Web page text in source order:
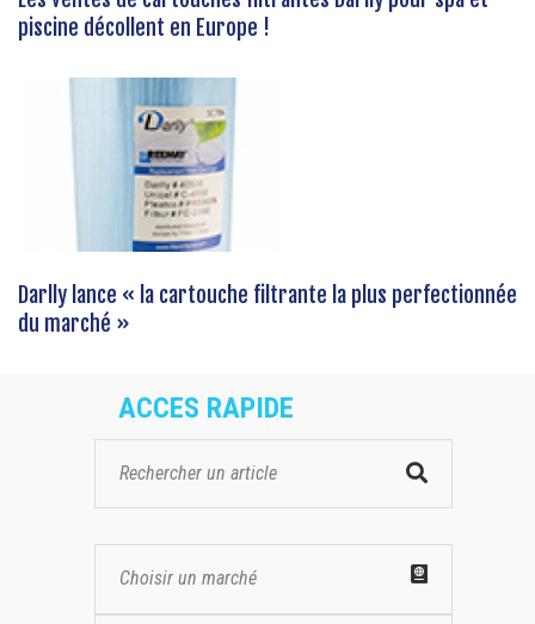
piscine décollent en Europe !
Darlly lance « la cartouche filtrante la plus perfectionnée
du marché »
ACCES RAPIDE
Choisir un marché